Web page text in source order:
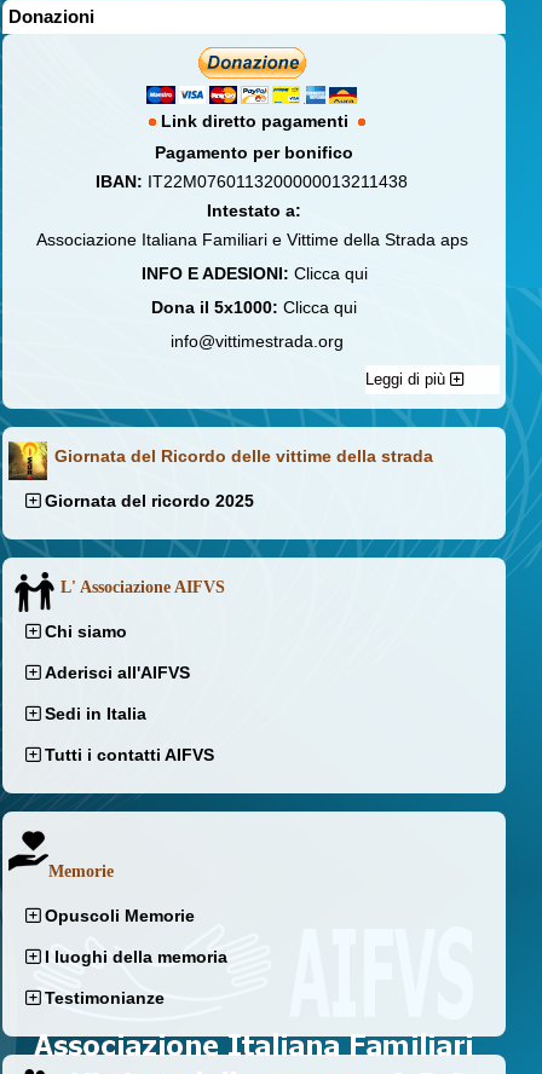
Donazioni
Link diretto pagamenti
Pagamento per bonifico
IBAN: IT22M0760113200000013211438
Intestato a:
Associazione Italiana Familiari e Vittime della Strada aps
INFO E ADESIONI: Clicca qui
Dona il 5x1000: Clicca qui
info@vittimestrada.org
Leggi di più
Giornata del Ricordo delle vittime della strada
Giornata del ricordo 2025
L' Associazione AIFVS
Chi siamo
Aderisci all'AIFVS
Sedi in Italia
Tutti i contatti AIFVS
Memorie
Opuscoli Memorie
I luoghi della memoria
Testimonianze